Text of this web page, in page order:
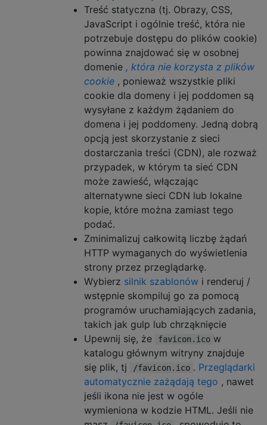
Treść statyczna (tj. Obrazy, CSS,
JavaScript i ogólnie treść, która nie
potrzebuje dostępu do plików cookie)
powinna znajdować się w osobnej
domenie , która nie korzysta z plików
cookie , ponieważ wszystkie pliki
cookie dla domeny i jej poddomen są
wysyłane z każdym żądaniem do
domena i jej poddomeny. Jedną dobrą
opcją jest skorzystanie z sieci
dostarczania treści (CDN), ale rozważ
przypadek, w którym ta sieć CDN
może zawieść, włączając
alternatywne sieci CDN lub lokalne
kopie, które można zamiast tego
podać.
Zminimalizuj całkowitą liczbę żądań
HTTP wymaganych do wyświetlenia
strony przez przeglądarkę.
Wybierz silnik szablonów i renderuj /
wstępnie skompiluj go za pomocą
programów uruchamiających zadania,
takich jak gulp lub chrząknięcie
Upewnij się, że
favicon.ico w
katalogu głównym witryny znajduje
się plik, tj
/favicon.ico . Przeglądarki
automatycznie zażądają tego , nawet
jeśli ikona nie jest w ogóle
wymieniona w kodzie HTML. Jeśli nie